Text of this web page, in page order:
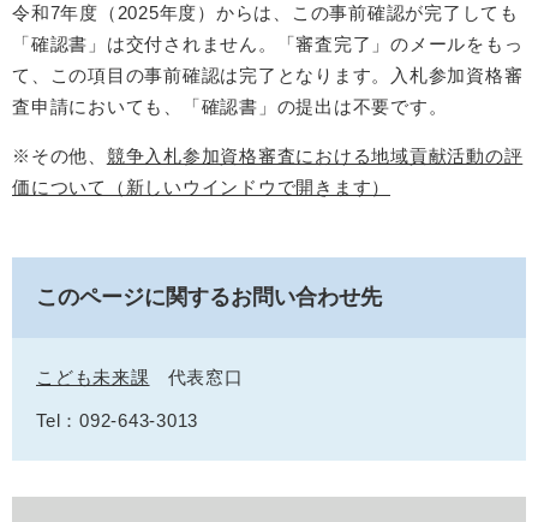
令和7年度（2025年度）からは、この事前確認が完了しても
「確認書」は交付されません。「審査完了」のメールをもっ
て、この項目の事前確認は完了となります。入札参加資格審
査申請においても、「確認書」の提出は不要です。
※その他、 競争入札参加資格審査における地域貢献活動の評
価について（新しいウインドウで開きます）
このページに関するお問い合わせ先
こども未来課 代表窓口
Tel：092‐643‐3013